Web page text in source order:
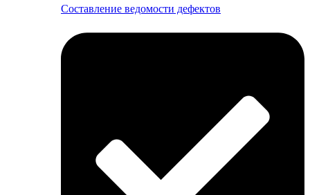
Составление ведомости дефектов